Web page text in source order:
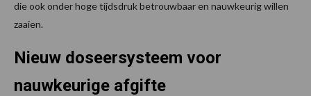
die ook onder hoge tijdsdruk betrouwbaar en nauwkeurig willen
zaaien.
Nieuw doseersysteem voor
nauwkeurige afgifte